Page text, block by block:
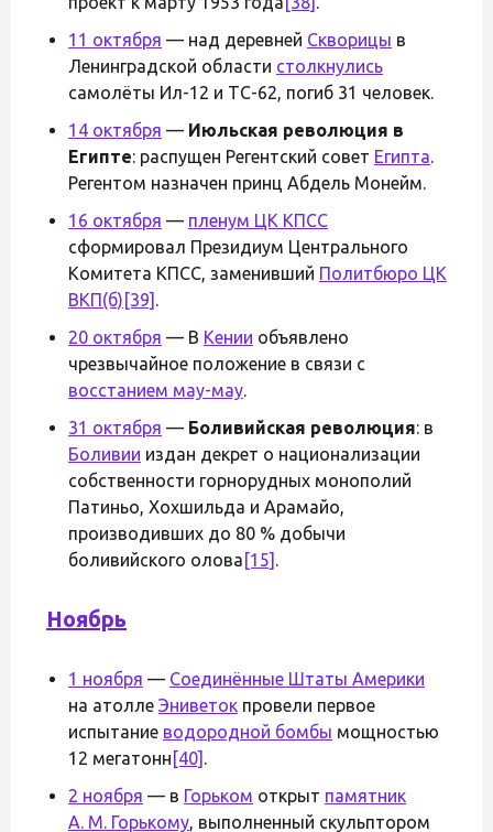
11 октября — над деревней Скворицы в
Ленинградской области столкнулись
самолёты Ил-12 и ТС-62, погиб 31 человек.
14 октября — Июльская революция в
Египте: распущен Регентский совет Египта.
Регентом назначен принц Абдель Монейм.
16 октября — пленум ЦК КПСС
сформировал Президиум Центрального
Комитета КПСС, заменивший Политбюро ЦК
ВКП(б) [39] .
20 октября — В Кении объявлено
чрезвычайное положение в связи с
восстанием мау-мау.
31 октября — Боливийская революция: в
Боливии издан декрет о национализации
собственности горнорудных монополий
Патиньо, Хохшильда и Арамайо,
производивших до 80 % добычи
боливийского олова [15] .
Ноябрь
1 ноября — Соединённые Штаты Америки
на атолле Эниветок провели первое
испытание водородной бомбы мощностью
12 мегатонн [40] .
2 ноября — в Горьком открыт памятник
А. М. Горькому, выполненный скульптором